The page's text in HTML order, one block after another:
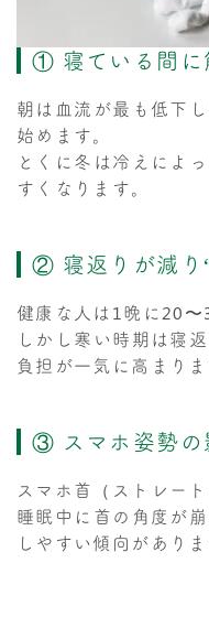
① 寝ている間に
朝は血流が最も低下
始めます。
とくに冬は冷えによ
すくなります。
② 寝返りが減り
健康な人は1晩に20〜
しかし寒い時期は寝
負担が一気に高まりま
③ スマホ姿勢の
スマホ首（ストレー
睡眠中に首の角度が
しやすい傾向がありま